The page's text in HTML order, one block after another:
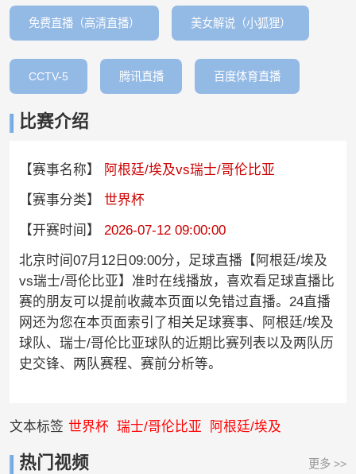
免费直播（高清直播） 美女解说（小狐狸）
CCTV-5 腾讯直播 百度体育直播
比赛介绍
【赛事名称】
阿根廷/埃及vs瑞士/哥伦比亚
【赛事分类】
世界杯
【开赛时间】
2026-07-12 09:00:00
北京时间07月12日09:00分，足球直播【阿根廷/埃及
vs瑞士/哥伦比亚】准时在线播放，喜欢看足球直播比
赛的朋友可以提前收藏本页面以免错过直播。24直播
网还为您在本页面索引了相关足球赛事、阿根廷/埃及
球队、瑞士/哥伦比亚球队的近期比赛列表以及两队历
史交锋、两队赛程、赛前分析等。
文本标签 世界杯 瑞士/哥伦比亚 阿根廷/埃及
热门视频 更多 >>